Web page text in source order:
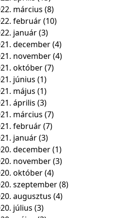
március (8)
február(10)
január(3)
december(4)
november(4)
október(7)
június (1)
május (1)
április (3)
március (7)
február(7)
január(3)
december(1)
november(3)
október(4)
szeptember(8)
augusztus (4)
július (3)